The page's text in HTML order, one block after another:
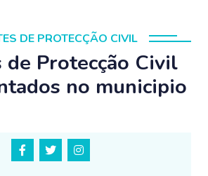
DE PROTECÇÃO CIVIL
de Protecção Civil
no municipio